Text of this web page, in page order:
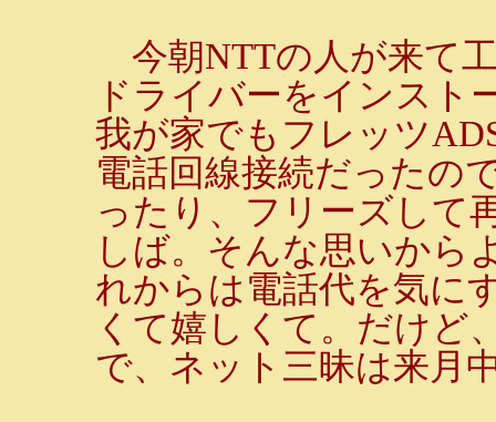
今朝NTTの人が来て
ドライバーをインスト
我が家でもフレッツ
電話回線接続だったの
ったり、フリーズして
しば。そんな思いから
れからは電話代を気に
くて嬉しくて。だけど
で、ネット三昧は来月